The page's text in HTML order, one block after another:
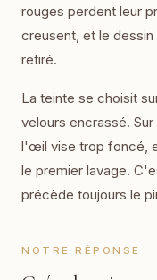
rouges perdent leur
creusent, et le
retiré.
La teinte se choisit
velours encrassé.
l'œil vise trop foncé,
le premier lavage.
précède toujours le
NOTRE RÉPONSE